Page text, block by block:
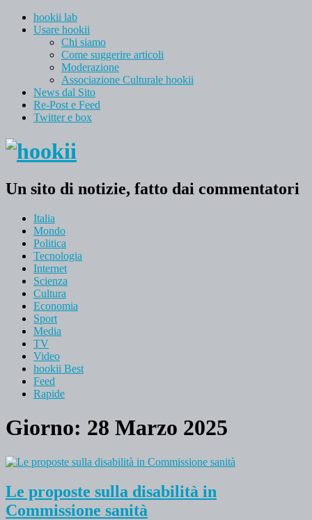
hookii lab
Usare hookii
Chi siamo
Come suggerire articoli
Moderazione
Associazione Culturale hookii
News dal Sito
Re-Post e Feed
Twitter e box
Un sito di notizie, fatto dai commentatori
Italia
Mondo
Politica
Tecnologia
Internet
Scienza
Cultura
Economia
Sport
Media
TV
Video
hookii Best
Feed
Rapide
Giorno: 28 Marzo 2025
Le proposte sulla disabilità in
Commissione sanità